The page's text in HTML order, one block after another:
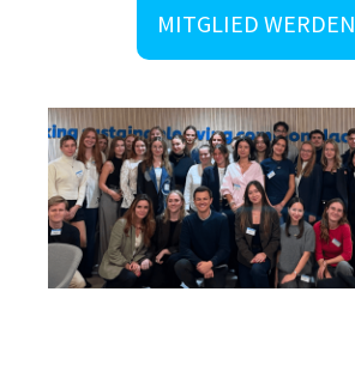
MITGLIED WERDEN